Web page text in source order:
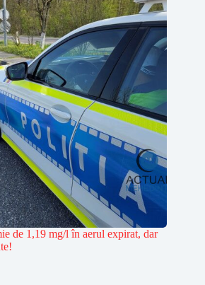
de 1,19 mg/l în aerul expirat, dar